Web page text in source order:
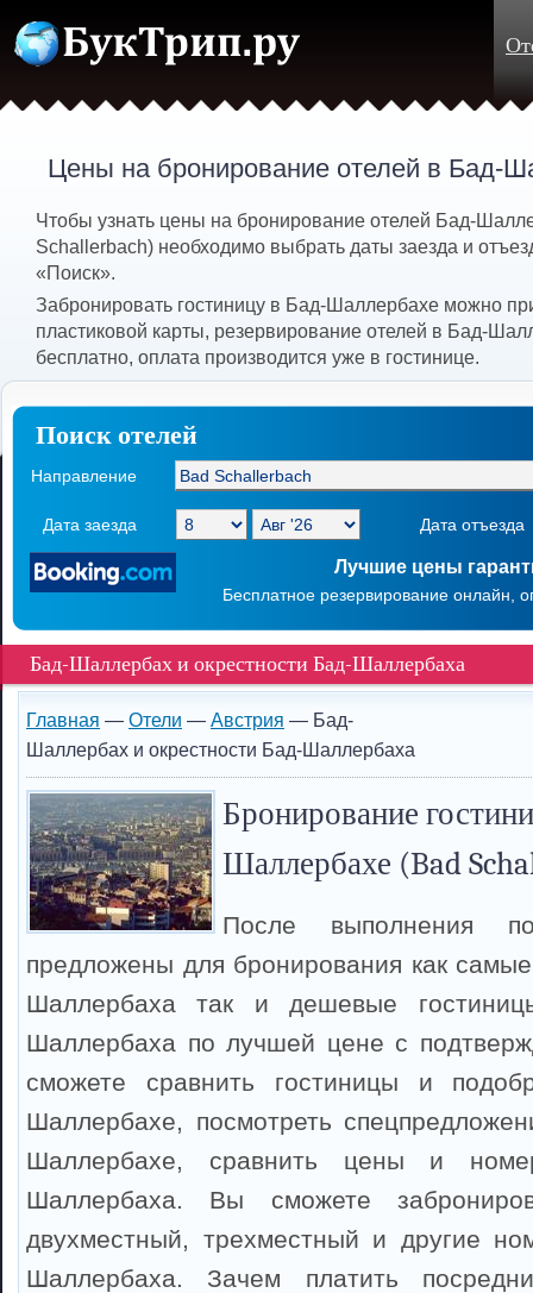
Цены на бронирование отелей в Бад-
Чтобы узнать цены на бронирование отелей Бад-
Schallerbach) необходимо выбрать даты заезда и
«Поиск».
Забронировать гостиницу в Бад-Шаллербахе можно
пластиковой карты, резервирование отелей в Бад-
бесплатно, оплата производится уже в гостинице.
Поиск отелей
Направление
Дата заезда Дата отъезда
Лучшие цены
Бесплатное резервирование онлайн,
Бад-Шаллербах и окрестности Бад-Шаллербаха
Главная — Отели — Австрия — Бад-
Шаллербах и окрестности Бад-Шаллербаха
Бронирование
Шаллербахе (Bad
После выполнения
предложены для бронирования как
Шаллербаха так и дешевые
Шаллербаха по лучшей цене с
сможете сравнить гостиницы и
Шаллербахе, посмотреть
Шаллербахе, сравнить цены и
Шаллербаха. Вы сможете
двухместный, трехместный и другие
Шаллербаха. Зачем платить